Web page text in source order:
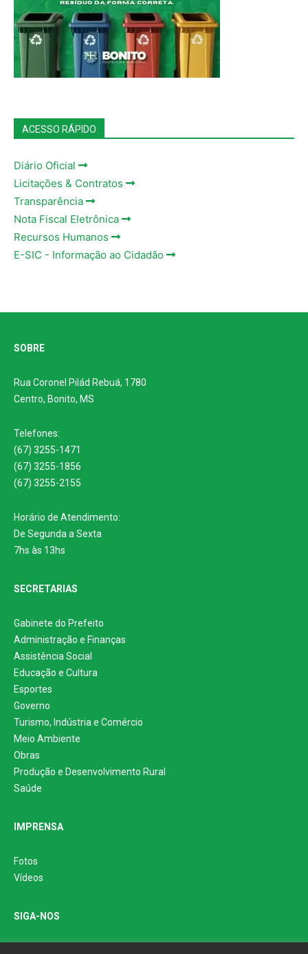
ACESSO RÁPIDO
Diário Oficial
Licitações & Contratos
Transparência
Nota Fiscal Eletrônica
Recursos Humanos
E-SIC - Informação ao Cidadão
SOBRE
Rua Coronel Pilád Rebuá, 1780
Centro, Bonito, MS
Telefones:
(67) 3255-1471
(67) 3255-1856
(67) 3255-2155
Horário de Atendimento:
De Segunda a Sexta
7hs às 13hs
SECRETARIAS
Gabinete do Prefeito
Administração e Finanças
Assistência Social
Educação e Cultura
Esportes
Governo
Turismo, Indústria e Comércio
Meio Ambiente
Obras
Produção e Desenvolvimento Rural
Saúde
IMPRENSA
Fotos
Vídeos
SIGA-NOS